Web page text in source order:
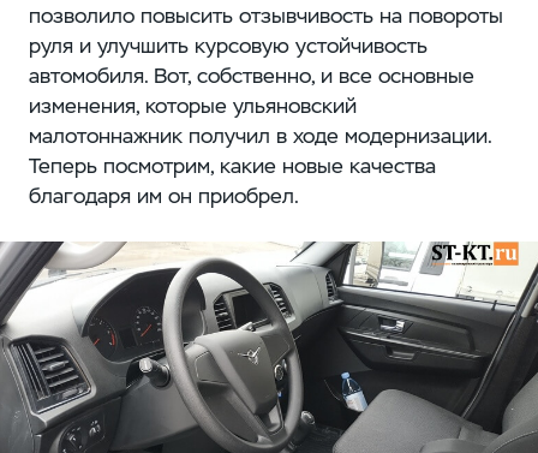
позволило повысить отзывчивость на повороты
руля и улучшить курсовую устойчивость
автомобиля. Вот, собственно, и все основные
изменения, которые ульяновский
малотоннажник получил в ходе модернизации.
Теперь посмотрим, какие новые качества
благодаря им он приобрел.